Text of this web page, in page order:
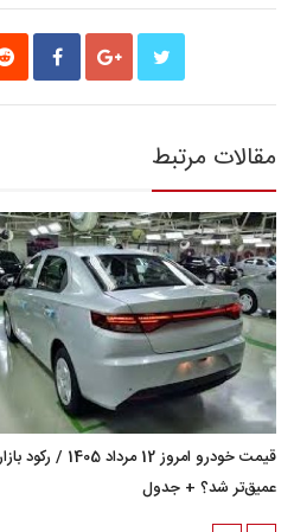
مقالات مرتبط
قیمت خودرو امروز 12
عمیق‌تر شد؟ + جدول